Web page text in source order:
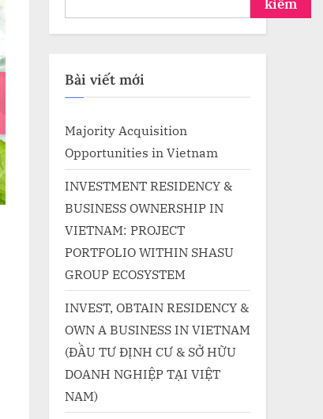
kiếm
Bài viết mới
Majority Acquisition
Opportunities in Vietnam
INVESTMENT RESIDENCY &
BUSINESS OWNERSHIP IN
VIETNAM: PROJECT
PORTFOLIO WITHIN SHASU
GROUP ECOSYSTEM
INVEST, OBTAIN RESIDENCY &
OWN A BUSINESS IN VIETNAM
(ĐẦU TƯ ĐỊNH CƯ & SỞ HỮU
DOANH NGHIỆP TẠI VIỆT
NAM)